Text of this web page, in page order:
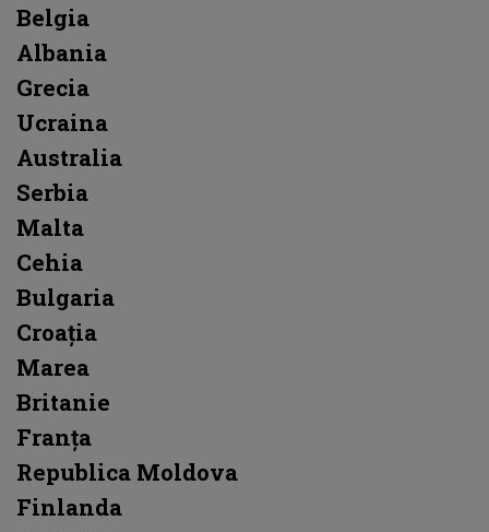
Belgia
Albania
Grecia
Ucraina
Australia
Serbia
Malta
Cehia
Bulgaria
Croația
Marea
Britanie
Franța
Republica Moldova
Finlanda